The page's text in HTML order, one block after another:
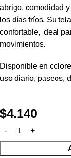
abrigo, comodidad
los días fríos. Su
confortable, ideal
movimientos.
Disponible en
uso diario, paseos,
$4.140